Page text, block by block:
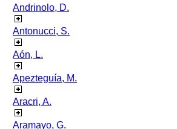
Andrinolo, D.
Antonucci, S.
Aón, L.
Apezteguía, M.
Aracri, A.
Aramayo, G.